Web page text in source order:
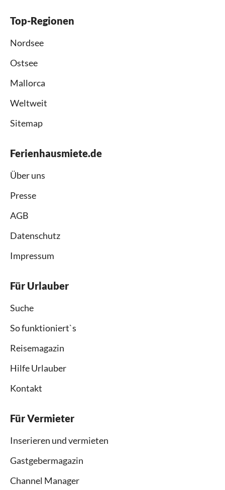
Top-Regionen
Nordsee
Ostsee
Mallorca
Weltweit
Sitemap
Ferienhausmiete.de
Über uns
Presse
AGB
Datenschutz
Impressum
Für Urlauber
Suche
So funktioniert`s
Reisemagazin
Hilfe Urlauber
Kontakt
Für Vermieter
Inserieren und vermieten
Gastgebermagazin
Channel Manager